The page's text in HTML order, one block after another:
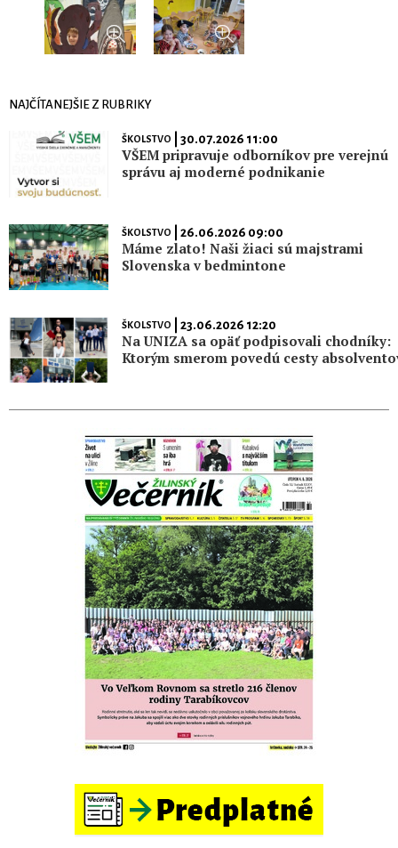
NAJČÍTANEJŠIE Z RUBRIKY
ŠKOLSTVO | 30.07.2026 11:00
VŠEM pripravuje odborníkov pre verejnú
správu aj moderné podnikanie
ŠKOLSTVO | 26.06.2026 09:00
Máme zlato! Naši žiaci sú majstrami
Slovenska v bedmintone
ŠKOLSTVO | 23.06.2026 12:20
Na UNIZA sa opäť podpisovali chodníky:
Ktorým smerom povedú cesty